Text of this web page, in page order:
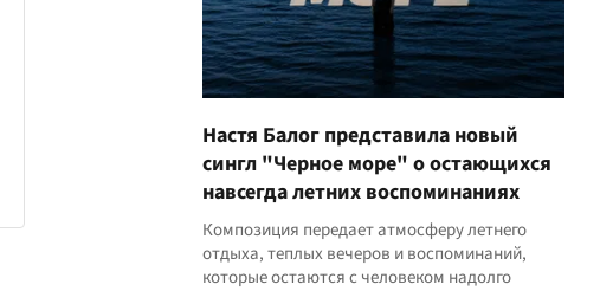
Настя Балог представила новый
сингл "Черное море" о остающихся
навсегда летних воспоминаниях
Композиция передает атмосферу летнего
отдыха, теплых вечеров и воспоминаний,
которые остаются с человеком надолго